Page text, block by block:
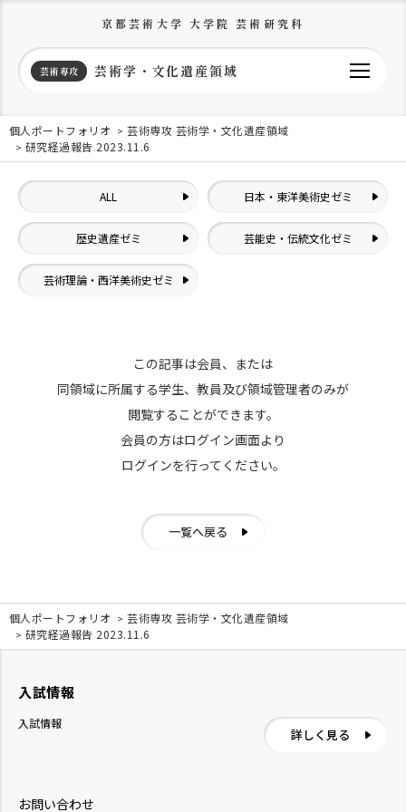
京都芸術大学 大学院 芸術研究科
芸術専攻 芸術学・文化遺産領域
個人ポートフォリオ
芸術専攻 芸術学・文化遺産領域
研究経過報告 2023.11.6
ALL 日本・東洋美術史ゼミ
歴史遺産ゼミ 芸能史・伝統文化ゼミ
芸術理論・西洋美術史ゼミ
この記事は会員、または
同領域に所属する学生、教員及び領域管理者のみが
閲覧することができます。
会員の方はログイン画面より
ログインを行ってください。
一覧へ戻る
個人ポートフォリオ
芸術専攻 芸術学・文化遺産領域
研究経過報告 2023.11.6
お問い合わせ
入試情報
入試情報
詳しく見る